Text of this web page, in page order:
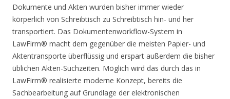
Dokumente und Akten wurden bisher immer wieder
körperlich von Schreibtisch zu Schreibtisch hin- und her
transportiert. Das Dokumentenworkflow-System in
LawFirm® macht dem gegenüber die meisten Papier- und
Aktentransporte überflüssig und erspart außerdem die bisher
üblichen Akten-Suchzeiten. Möglich wird das durch das in
LawFirm® realisierte moderne Konzept, bereits die
Sachbearbeitung auf Grundlage der elektronischen